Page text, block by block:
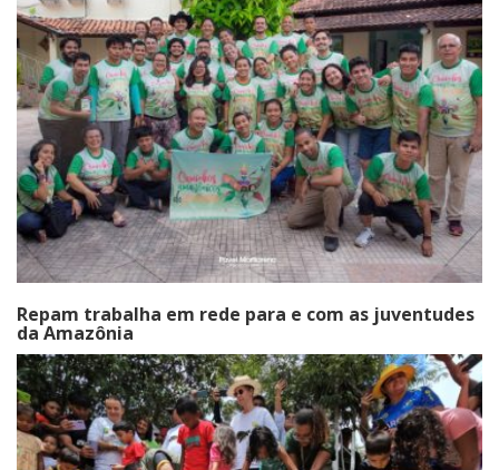
Repam trabalha em rede para e com as juventudes
da Amazônia